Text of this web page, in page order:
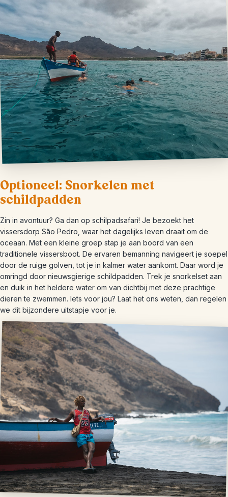
Optioneel: Snorkelen met
schildpadden
Zin in avontuur? Ga dan op schilpadsafari! Je bezoekt het
vissersdorp São Pedro, waar het dagelijks leven draait om de
oceaan. Met een kleine groep stap je aan boord van een
traditionele vissersboot. De ervaren bemanning navigeert je soepel
door de ruige golven, tot je in kalmer water aankomt. Daar word je
omringd door nieuwsgierige schildpadden. Trek je snorkelset aan
en duik in het heldere water om van dichtbij met deze prachtige
dieren te zwemmen. Iets voor jou? Laat het ons weten, dan regelen
we dit bijzondere uitstapje voor je.